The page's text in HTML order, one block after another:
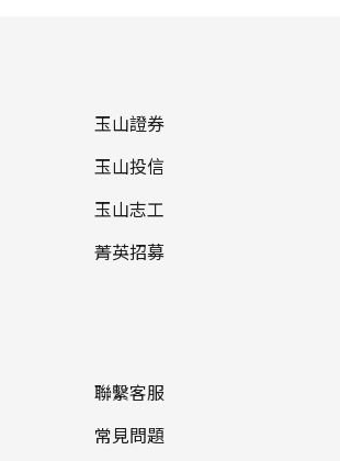
玉山證券
玉山投信
玉山志工
菁英招募
聯繫客服
常見問題